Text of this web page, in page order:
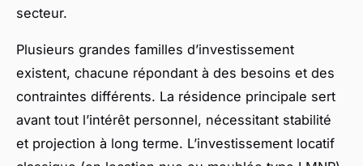
secteur.
Plusieurs grandes familles d’investissement
existent, chacune répondant à des besoins et des
contraintes différents. La résidence principale sert
avant tout l’intérêt personnel, nécessitant stabilité
et projection à long terme. L’investissement locatif